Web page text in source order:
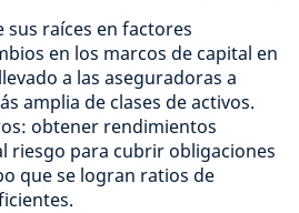
sus raíces en factores
en los marcos de capital en
a las aseguradoras a
amplia de clases de activos.
obtener rendimientos
riesgo para cubrir obligaciones
que se logran ratios de